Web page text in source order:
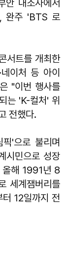
안 내소사에서
, 완주 'BTS 로
서트를 개최한
네이처 등 아이
"이번 행사를
는 'K-컬처' 위
전했다.
'으로 불리며
시민으로 성장
올해 1991년 8
세계잼버리를
12일까지 전